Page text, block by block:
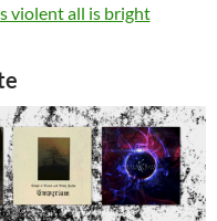
violent all is bright